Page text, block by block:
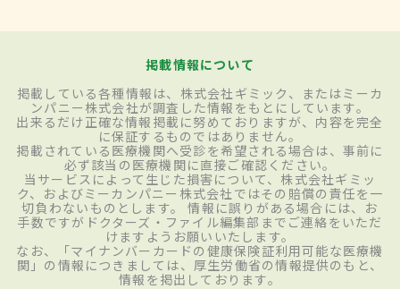
掲載情報について
掲載している各種情報は、株式会社ギミック、またはミーカ
ンパニー株式会社が調査した情報をもとにしています。
出来るだけ正確な情報掲載に努めておりますが、内容を完全
に保証するものではありません。
掲載されている医療機関へ受診を希望される場合は、事前に
必ず該当の医療機関に直接ご確認ください。
当サービスによって生じた損害について、株式会社ギミッ
ク、およびミーカンパニー株式会社ではその賠償の責任を一
切負わないものとします。 情報に誤りがある場合には、お
手数ですがドクターズ・ファイル編集部までご連絡をいただ
けますようお願いいたします。
なお、「マイナンバーカードの健康保険証利用可能な医療機
関」の情報につきましては、厚生労働省の情報提供のもと、
情報を掲出しております。